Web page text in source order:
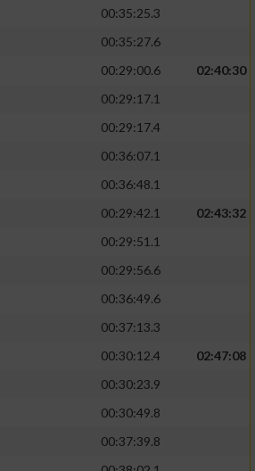
00:35:25.3
00:35:27.6
00:29:00.6
02:40:30
00:29:17.1
00:29:17.4
00:36:07.1
00:36:48.1
00:29:42.1
02:43:32
00:29:51.1
00:29:56.6
00:36:49.6
00:37:13.3
00:30:12.4
02:47:08
00:30:23.9
00:30:49.8
00:37:39.8